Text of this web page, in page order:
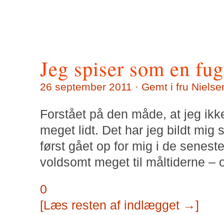
Jeg spiser som en
26 september 2011 · Gemt i fru
Forstået på den måde, at jeg
meget lidt. Det har jeg bildt mig
først gået op for mig i de
voldsomt meget til måltiderne
0
[Læs resten af indlægget →]